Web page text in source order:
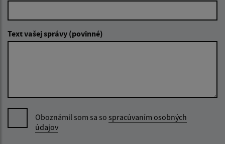
Text vašej správy (povinné)
Oboznámil som sa so spracúvaním osobných
údajov